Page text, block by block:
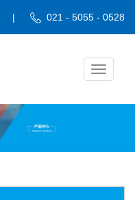
| 021 - 5055 - 0528
Toggle